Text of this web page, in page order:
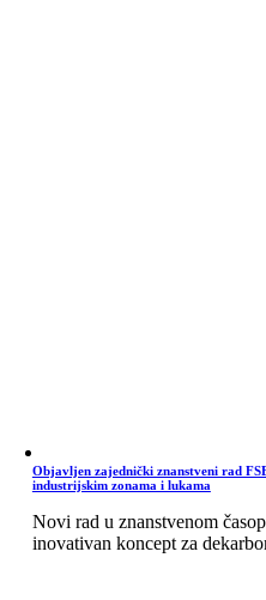
Objavljen zajednički znanstveni rad
industrijskim zonama i lukama
Novi rad u znanstvenom
inovativan koncept za